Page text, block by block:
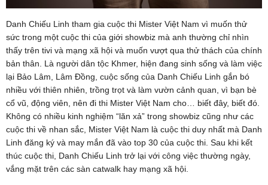
Danh Chiếu Linh tham gia cuộc thi Mister Việt Nam vì muốn thử
sức trong một cuộc thi của giới showbiz mà anh thường chỉ nhìn
thấy trên tivi và mạng xã hội và muốn vượt qua thử thách của chính
bản thân. Là người dân tộc Khmer, hiện đang sinh sống và làm việc
lại Bảo Lâm, Lâm Đồng, cuộc sống của Danh Chiếu Linh gắn bó
nhiều với thiên nhiên, trồng trọt và làm vườn cảnh quan, vì bạn bè
cổ vũ, động viên, nên đi thi Mister Việt Nam cho… biết đây, biết đó.
Không có nhiều kinh nghiệm “lăn xả” trong showbiz cũng như các
cuộc thi về nhan sắc, Mister Việt Nam là cuộc thi duy nhất mà Danh
Linh đăng ký và may mắn đã vào top 30 của cuộc thi. Sau khi kết
thúc cuộc thi, Danh Chiếu Linh trở lại với công việc thường ngày,
vắng mặt trên các sàn catwalk hay mạng xã hội.